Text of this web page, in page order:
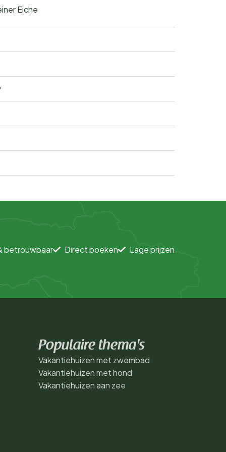
Eiche
betrouwbaar Direct boeken Lage prijzen
Populaire thema's
Vakantiehuizen met zwembad
Vakantiehuizen met hond
Vakantiehuizen aan zee